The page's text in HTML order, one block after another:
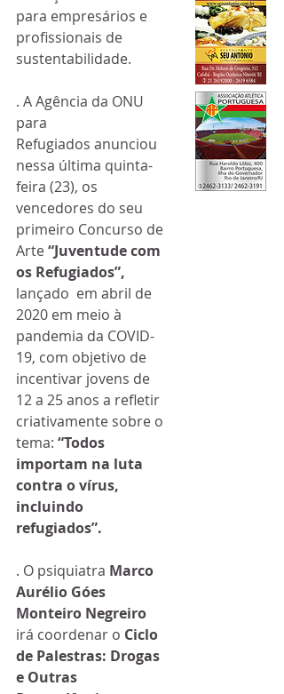
para empresários e
profissionais de
sustentabilidade.
. A Agência da ONU
para
Refugiados anunciou
nessa última quinta-
feira (23), os
vencedores do seu
primeiro Concurso de
Arte “Juventude com
os Refugiados”,
lançado  em abril de
2020 em meio à
pandemia da COVID-
19, com objetivo de
incentivar jovens de
12 a 25 anos a refletir
criativamente sobre o
tema: “Todos
importam na luta
contra o vírus,
incluindo
refugiados”.
. O psiquiatra Marco
Aurélio Góes
Monteiro Negreiro
irá coordenar o Ciclo
de Palestras: Drogas
e Outras